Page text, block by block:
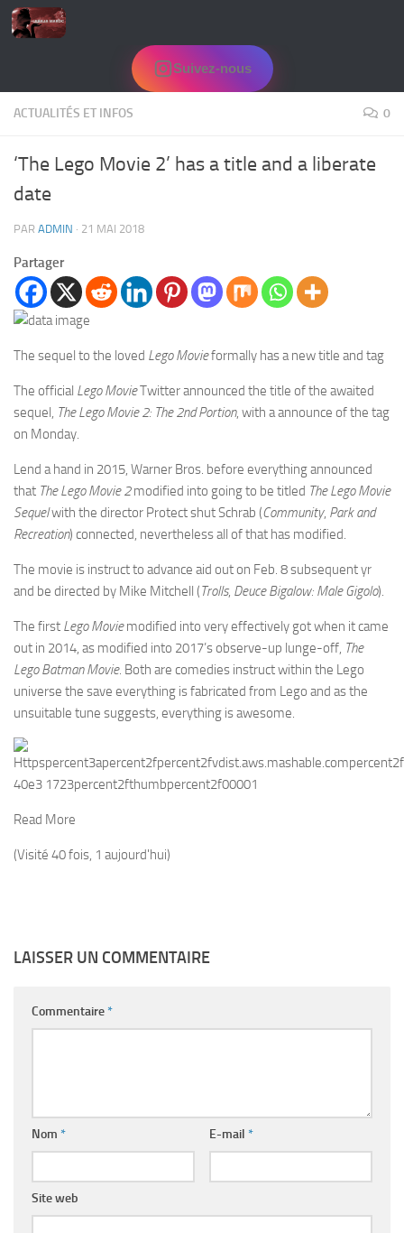
Skip to content
Suivez-nous
ACTUALITÉS ET INFOS 0
‘The Lego Movie 2’ has a title and a liberate
date
PAR ADMIN · 21 MAI 2018
Partager
The sequel to the loved Lego Movieformally has a new title and tag
The official Lego MovieTwitter announced the title of the awaited
sequel, The Lego Movie 2: The 2nd Portion, with a announce of the tag
on Monday.
Lend a hand in 2015, Warner Bros. before everything announced
that The Lego Movie 2modified into going to be titled The Lego Movie
Sequelwith the director Protect shut Schrab (Community, Park and
Recreation) connected, nevertheless all of that has modified.
The movie is instruct to advance aid out on Feb. 8 subsequent yr
and be directed by Mike Mitchell (Trolls, Deuce Bigalow: Male Gigolo).
The first Lego Moviemodified into very effectively got when it came
out in 2014, as modified into 2017’s observe-up lunge-off, The
Lego Batman Movie. Both are comedies instruct within the Lego
universe the save everything is fabricated from Lego and as the
unsuitable tune suggests, everything is awesome.
Read More
(Visité 40 fois, 1 aujourd'hui)
LAISSER UN COMMENTAIRE
Commentaire*
Nom * E-mail *
Site web